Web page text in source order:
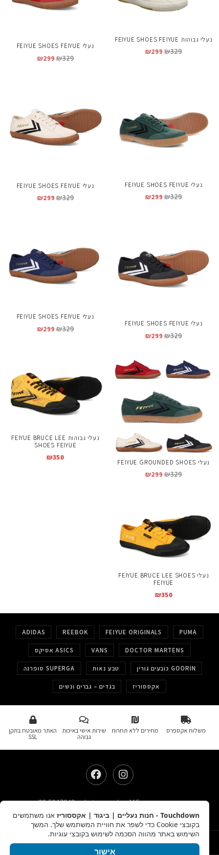
נעלי גבוהות FEIYUE SHOES FEIYUE
₪329
₪299
נעלי FEIYUE SHOES FEIYUE
₪329
₪299
נעלי FEIYUE SHOES FEIYUE
₪329
₪299
נעלי FEIYUE SHOES FEIYUE
₪329
₪299
נעלי FEIYUE SHOES FEIYUE
₪329
₪299
נעלי FEIYUE SHOES FEIYUE
₪329
₪299
נעלי FEIYUE GROUNDED SHOES
₪329
₪299
נעלי גבוהות FEIYUE BRUCE LEE
SHOES FEIYUE
₪350
נעלי FEIYUE BRUCE LEE SHOES
FEIYUE
₪350
ADIDAS REEBOK FEIYUE ORIGINALS PUMA
אסיקס ASICS VANS DOCTOR MARTENS
סופרגה SUPERGA טבע נאות כובעים גורין GOORIN
בגדים – גברים ונשים אקססוריז
משלוח אקספרס מחירים ללא תחרות שירות אישי באיכות
גבוהה
האתר מאובטח בתקן
SSL
כתובת: דיזינגוף 115, תל אביב-יפו
טלפון: 03-5247243
שעות פעילות: א'-ה' 10:00-19:30 | ו' 10:00-15:00
תנאי שימושהחזרים והחלפותמדיניות ביטוליםתשלומיםקוקיזפרטיות
Touchdown - חנות נעליים | ביגוד | אקססוריז
אנו משתמשים
בקובצי Cookie כדי לשפר את חוויית המשתמש שלך. המשך
השימוש באתר מהווה הסכמה לשימוש בקובצי עוגיות.
אישור